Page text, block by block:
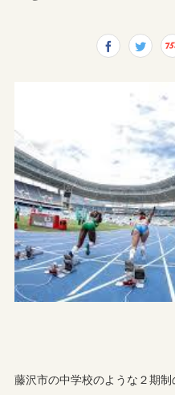
藤沢市の中学校のような２期制